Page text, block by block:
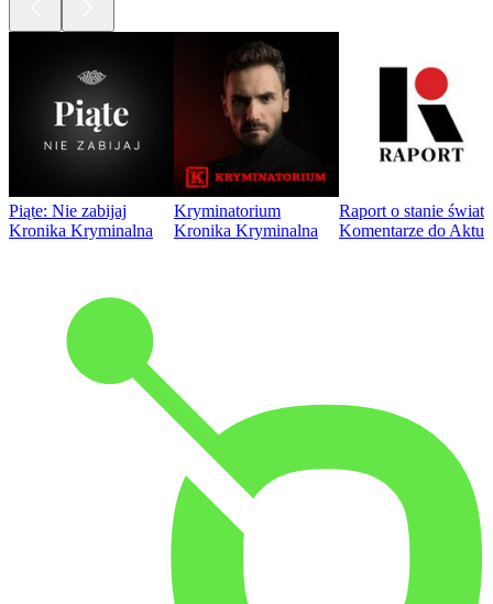
Piąte: Nie zabijaj
Kronika Kryminalna
Kryminatorium
Kronika Kryminalna
Raport o stanie
Komentarze do